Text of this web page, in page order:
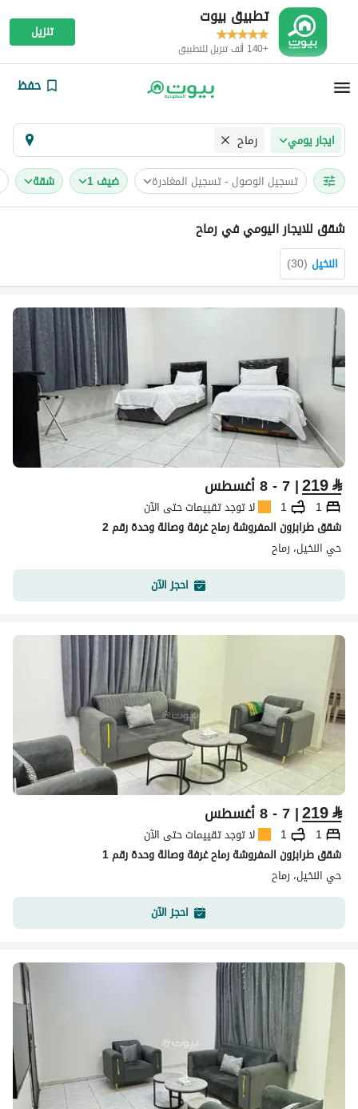
تطبيق بيوت
+140 ألف تنزيل للتطبيق
تنزيل
حفظ
ايجار يومي رماح
تسجيل الوصول - تسجيل المغادرة ضيف 1 شقة
شقق للايجار اليومي في رماح
النخيل (
30
)
⃁
219| 7 - 8 أغسطس
1
1
لا توجد تقييمات حتى الآن
شقق طرابزون المفروشة رماح غرفة وصالة وحدة رقم 2
حي النخيل، رماح
احجز الآن
⃁
219| 7 - 8 أغسطس
1
1
لا توجد تقييمات حتى الآن
شقق طرابزون المفروشة رماح غرفة وصالة وحدة رقم 1
حي النخيل، رماح
احجز الآن